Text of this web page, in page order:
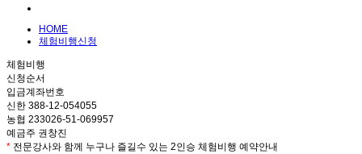
HOME
체험비행신청
체험비행
신청순서
입금계좌번호
신한 388-12-054055
농협 233026-51-069957
예금주 권창진
* 전문강사와 함께 누구나 즐길수 있는 2인승 체험비행 예약안내